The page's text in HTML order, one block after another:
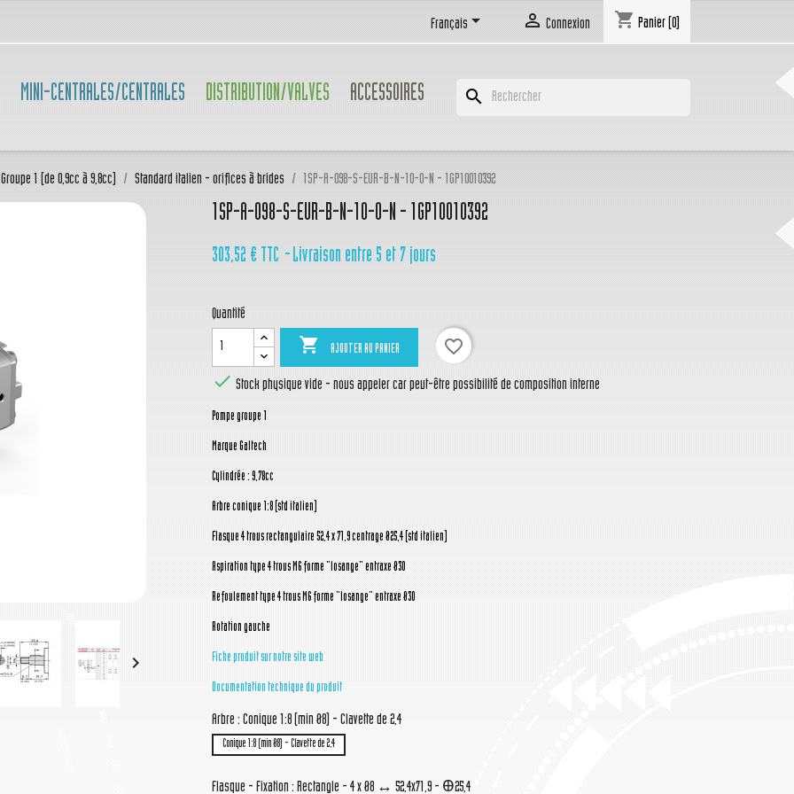
Français  Connexion shopping_cart Panier (0)
MINI-CENTRALES/CENTRALES DISTRIBUTION/VALVES ACCESSOIRES search
Groupe 1 (de 0,9cc à 9,8cc) Standard italien - orifices à brides 1SP-A-098-S-EUR-B-N-10-0-N - 1GP10010392

1SP-A-098-S-EUR-B-N-10-0-N - 1GP10010392
303,52 € TTC Livraison entre 5 et 7 jours
Quantité
 AJOUTER AU PANIER
favorite_border
 Stock physique vide - nous appeler car peut-être possibilité de composition interne
Pompe groupe 1
Marque Galtech
Cylindrée : 9,78cc
Arbre conique 1:8 (std italien)
Flasque 4 trous rectangulaire 52,4 x 71,9 centrage Ø25,4 (std italien)
Aspiration type 4 trous M6 forme "losange" entraxe Ø30
Refoulement type 4 trous M6 forme "losange" entraxe Ø30
Rotation gauche
Fiche produit sur notre site web
Documentation technique du produit
Arbre : Conique 1:8 (min Ø8) - Clavette de 2,4
Conique 1:8 (min Ø8) - Clavette de 2,4
Flasque - Fixation : Rectangle - 4 x Ø8 ↔ 52,4x71,9 - Ꚛ25,4